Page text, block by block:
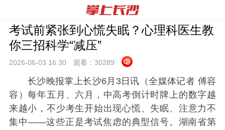
考试前紧张到心慌失眠？心理科医生教
你三招科学“减压”
2026-06-03 16:30 观看： 30289
长沙晚报掌上长沙6月3日讯（全媒体记者 傅容
容）每年五月、六月，中高考倒计时牌上的数字越
来越小，不少考生开始出现心慌、失眠、注意力不
集中——这些正是考试焦虑的典型信号。湖南省第